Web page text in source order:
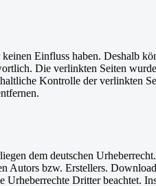
Einfluss haben. Deshalb
Die verlinkten Seiten
Kontrolle der verlinkten
dem deutschen
Autors bzw. Erstellers.
Dritter beachtet.